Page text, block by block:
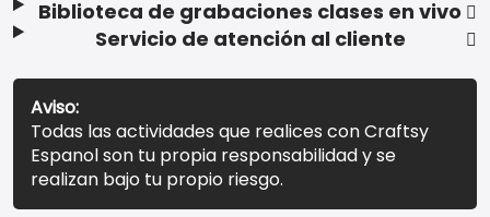
Biblioteca de grabaciones clases en vivo
Servicio de atención al cliente
Aviso:
Todas las actividades que realices con Craftsy
Espanol son tu propia responsabilidad y se
realizan bajo tu propio riesgo.